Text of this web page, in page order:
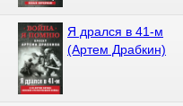
Я дрался в 41-м
(Артем Драбкин)